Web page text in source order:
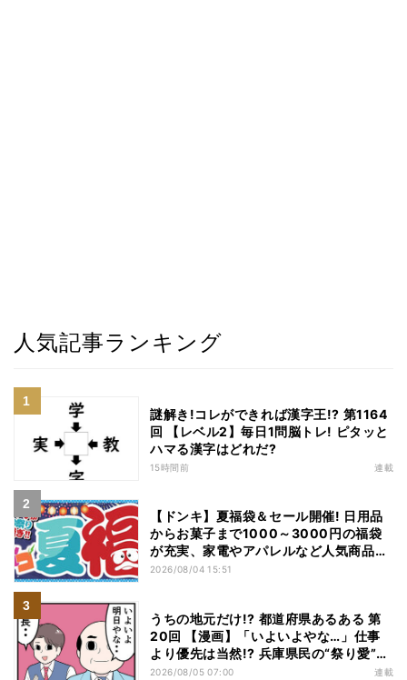
人気記事ランキング
謎解き!コレができれば漢字王!? 第1164
回 【レベル2】毎日1問脳トレ! ピタッと
ハマる漢字はどれだ?
15時間前 連載
【ドンキ】夏福袋＆セール開催! 日用品
からお菓子まで1000～3000円の福袋
が充実、家電やアパレルなど人気商品も
特価
2026/08/04 15:51
うちの地元だけ!? 都道府県あるある 第
20回 【漫画】「いよいよやな…」仕事
より優先は当然!? 兵庫県民の“祭り愛”が
熱すぎた
2026/08/05 07:00 連載